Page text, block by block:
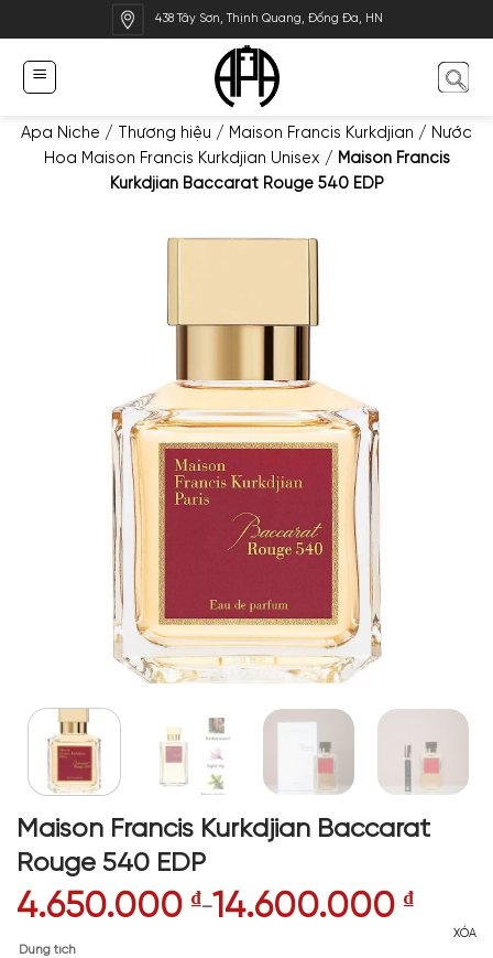
qua
dung
438 Tây Sơn, Thịnh Quang, Đống Đa, HN
Apa Niche / Thương hiệu / Maison Francis Kurkdjian / Nước
Hoa Maison Francis Kurkdjian Unisex / Maison Francis
Kurkdjian Baccarat Rouge 540 EDP
Maison Francis Kurkdjian Baccarat
Rouge 540 EDP
4.650.000 ₫–14.600.000 ₫
Dung tích
XÓA